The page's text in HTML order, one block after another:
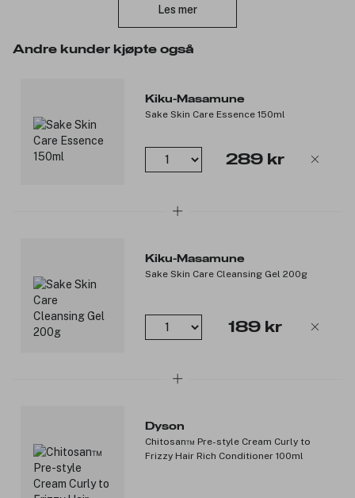
tilfører toneren antioksidanter og vitaminer som beskytter huden
og lindrer irritasjon. Gjennom fermenteringsprosessen brytes
molekylene ned, slik at de aktive ingrediensene lettere
reduserer synligheten av fine linjer og jevner ut hudtonen. En
effektiv kombinasjon av aminosyrer og ceramider styrker
hudbarrieren og tilfører intens fuktighet, mens arbutin bidrar til å
lysne huden og gi den en jevnere, mer strålende finish.
3342416
Les mer
Andre kunder kjøpte også
Kiku-Masamune
Sake Skin Care Essence 150ml
289 kr
Kiku-Masamune
Sake Skin Care Cleansing Gel 200g
189 kr
Dyson
Chitosan™ Pre-style Cream Curly to
Frizzy Hair Rich Conditioner 100ml